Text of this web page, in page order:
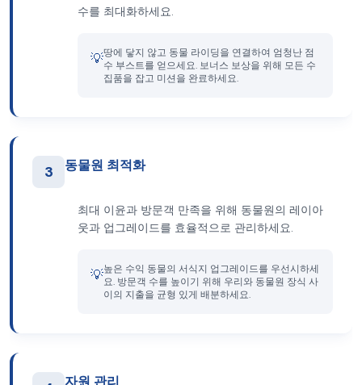
수를 최대화하세요.
💡땅에 닿지 않고 동물 라이딩을 연결하여 엄청난 점
수 부스트를 얻으세요. 보너스 보상을 위해 모든 수
집품을 잡고 미션을 완료하세요.
3 동물원 최적화
최대 이윤과 방문객 만족을 위해 동물원의 레이아
웃과 업그레이드를 효율적으로 관리하세요.
💡높은 수익 동물의 서식지 업그레이드를 우선시하세
요. 방문객 수를 높이기 위해 우리와 동물원 장식 사
이의 지출을 균형 있게 배분하세요.
자원 관리